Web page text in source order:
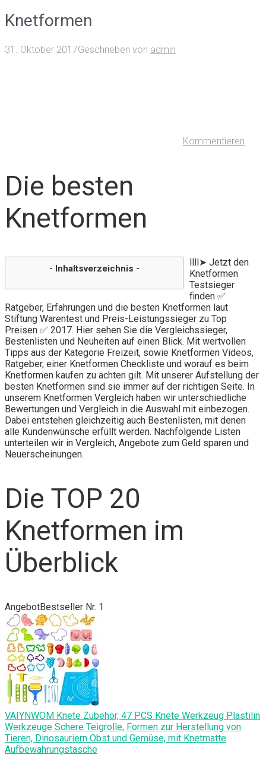
Knetformen
31. Oktober 2017Geschrieben von admin
Kommentieren
Die besten
Knetformen
- Inhaltsverzeichnis -
llll➤ Jetzt den
Knetformen
Testsieger
finden ✅
Ratgeber, Erfahrungen und die besten Knetformen laut
Stiftung Warentest und Preis-Leistungssieger zu Top
Preisen ✅ 2017. Hier sehen Sie die Vergleichssieger,
Bestenlisten und Neuheiten auf einen Blick. Mit wertvollen
Tipps aus der Kategorie Freizeit, sowie Knetformen Videos,
Ratgeber, einer Knetformen Checkliste und worauf es beim
Knetformen kaufen zu achten gilt. Mit unserer Aufstellung der
besten Knetformen sind sie immer auf der richtigen Seite. In
unserem Knetformen Vergleich haben wir unterschiedliche
Bewertungen und Vergleich in die Auswahl mit einbezogen.
Dabei entstehen gleichzeitig auch Bestenlisten, mit denen
alle Kundenwünsche erfüllt werden. Nachfolgende Listen
unterteilen wir in Vergleich, Angebote zum Geld sparen und
Neuerscheinungen.
Die TOP 20
Knetformen im
Überblick
AngebotBestseller Nr. 1
VAIYNWOM Knete Zubehör, 47 PCS Knete Werkzeug Plastilin
Werkzeuge Schere Teigrolle, Formen zur Herstellung von
Tieren, Dinosauriern Obst und Gemüse, mit Knetmatte
Aufbewahrungstasche